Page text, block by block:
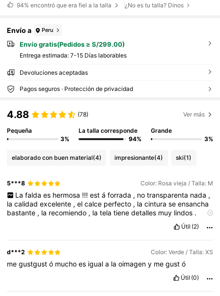
94% encontró que era fiel a la talla ¿No es tu talla? Dinos
Envío a Peru
Envío gratis(Pedidos ≥ S/299.00)
Entrega estimada: 7-15 Días laborables
Devoluciones aceptadas
Pagos seguros · Protección de privacidad
4.88 (78) Ver más
Pequeña
3%
La talla corresponde
94%
Grande
3%
elaborado con buen material(4) impresionante(4) ski(1)
5***8 Color: Rosa vieja / Talla: M
La falda es hermosa !!! est á forrada , no transparenta nada ,
lacalidadexcelente ,elcalce perfecto , lacinturaseensancha
bastante , la recomiendo , latelatienedetalles muy lindos .
Fiel a las imágenes del
sinaroma
Material de la tela:excelente Ajuste:perfecto
Útil (2)
d***2 Color: Verde / Talla: XS
megustgustó muchoes iguala laoimageny megustó
Útil (0)